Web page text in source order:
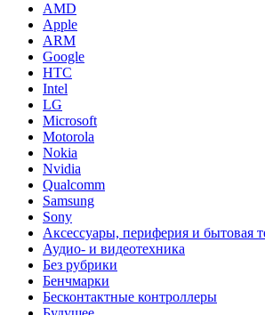
AMD
Apple
ARM
Google
HTC
Intel
LG
Microsoft
Motorola
Nokia
Nvidia
Qualcomm
Samsung
Sony
Аксессуары, периферия и бытовая
Аудио- и видеотехника
Без рубрики
Бенчмарки
Бесконтактные контроллеры